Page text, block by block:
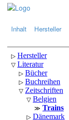
Inhalt Hersteller